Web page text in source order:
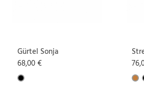
Gürtel Sonja
68,00 €